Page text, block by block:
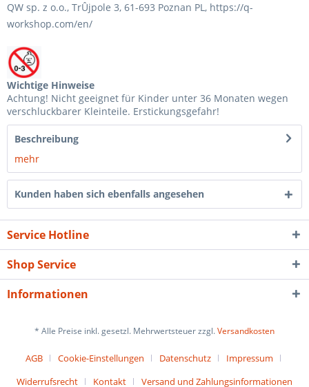
QW sp. z o.o., TrÛjpole 3, 61-693 Poznan PL, https://q-
workshop.com/en/
Wichtige Hinweise
Achtung! Nicht geeignet für Kinder unter 36 Monaten wegen
verschluckbarer Kleinteile. Erstickungsgefahr!
Beschreibung
mehr
Kunden haben sich ebenfalls angesehen
Service Hotline
Shop Service
Informationen
* Alle Preise inkl. gesetzl. Mehrwertsteuer zzgl.Versandkosten
AGB Cookie-Einstellungen Datenschutz
Impressum
Widerrufsrecht
Kontakt Versand und Zahlungsinformationen